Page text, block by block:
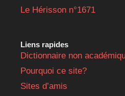
Le Hérisson n°1671
Liens rapides
Dictionnaire non
Pourquoi ce site?
Sites d’amis